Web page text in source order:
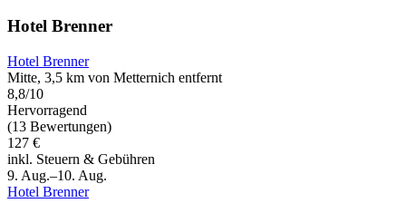
Hotel Brenner
Hotel Brenner
Mitte, 3,5 km von Metternich entfernt
8,8/10
Hervorragend
(13 Bewertungen)
127 €
inkl. Steuern & Gebühren
9. Aug.–10. Aug.
Hotel Brenner